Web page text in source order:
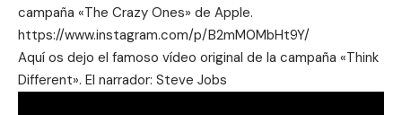
campaña «The Crazy Ones» de Apple.
https://www.instagram.com/p/B2mM0MbHt9Y/
Aquí os dejo el famoso vídeo original de la campaña «Think
Different». El narrador: Steve Jobs